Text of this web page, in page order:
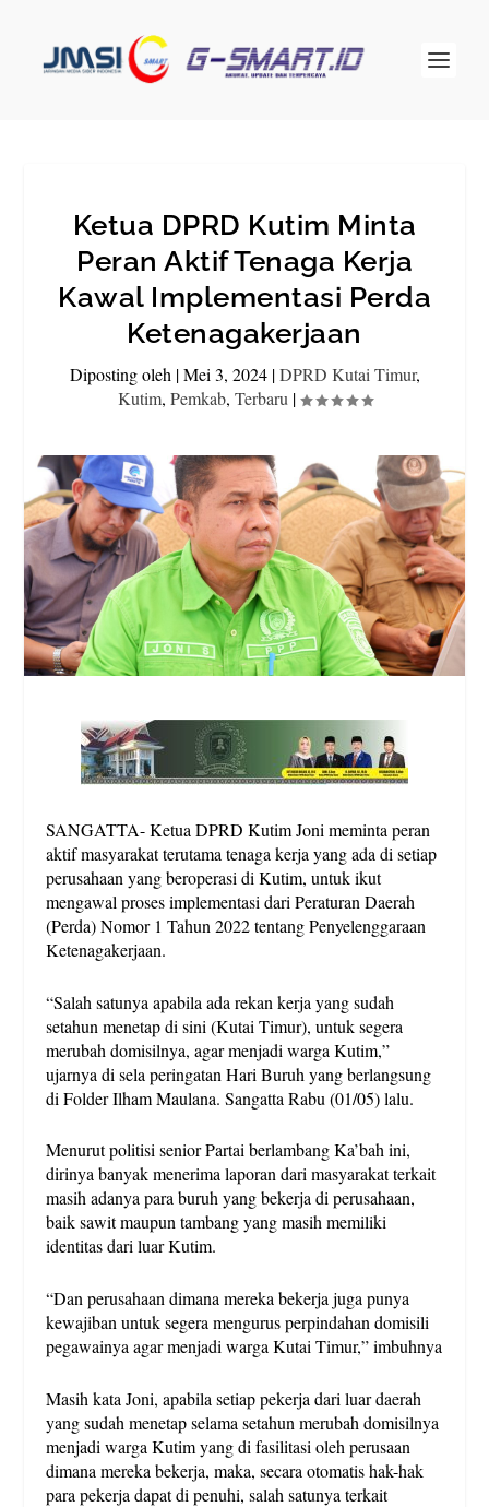
Ketua DPRD Kutim Minta
Peran Aktif Tenaga Kerja
Kawal Implementasi Perda
Ketenagakerjaan
Diposting oleh |Mei 3, 2024|DPRD Kutai Timur,
Kutim, Pemkab, Terbaru |
SANGATTA- Ketua DPRD Kutim Joni meminta peran
aktif masyarakat terutama tenaga kerja yang ada di setiap
perusahaan yang beroperasi di Kutim, untuk ikut
mengawal proses implementasi dari Peraturan Daerah
(Perda) Nomor 1 Tahun 2022 tentang Penyelenggaraan
Ketenagakerjaan.
“Salah satunya apabila ada rekan kerja yang sudah
setahun menetap di sini (Kutai Timur), untuk segera
merubah domisilnya, agar menjadi warga Kutim,”
ujarnya di sela peringatan Hari Buruh yang berlangsung
di Folder Ilham Maulana. Sangatta Rabu (01/05) lalu.
Menurut politisi senior Partai berlambang Ka’bah ini,
dirinya banyak menerima laporan dari masyarakat terkait
masih adanya para buruh yang bekerja di perusahaan,
baik sawit maupun tambang yang masih memiliki
identitas dari luar Kutim.
“Dan perusahaan dimana mereka bekerja juga punya
kewajiban untuk segera mengurus perpindahan domisili
pegawainya agar menjadi warga Kutai Timur,” imbuhnya
Masih kata Joni, apabila setiap pekerja dari luar daerah
yang sudah menetap selama setahun merubah domisilnya
menjadi warga Kutim yang di fasilitasi oleh perusaan
dimana mereka bekerja, maka, secara otomatis hak-hak
para pekerja dapat di penuhi, salah satunya terkait